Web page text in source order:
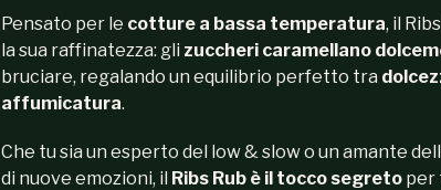
Pensato per le cotture a bassa temperatura, il
la sua raffinatezza: gli zuccheri caramellano
bruciare, regalando un equilibrio perfetto tra
affumicatura.
Che tu sia un esperto del low & slow o un amante
di nuove emozioni, il Ribs Rub è il tocco segretoper